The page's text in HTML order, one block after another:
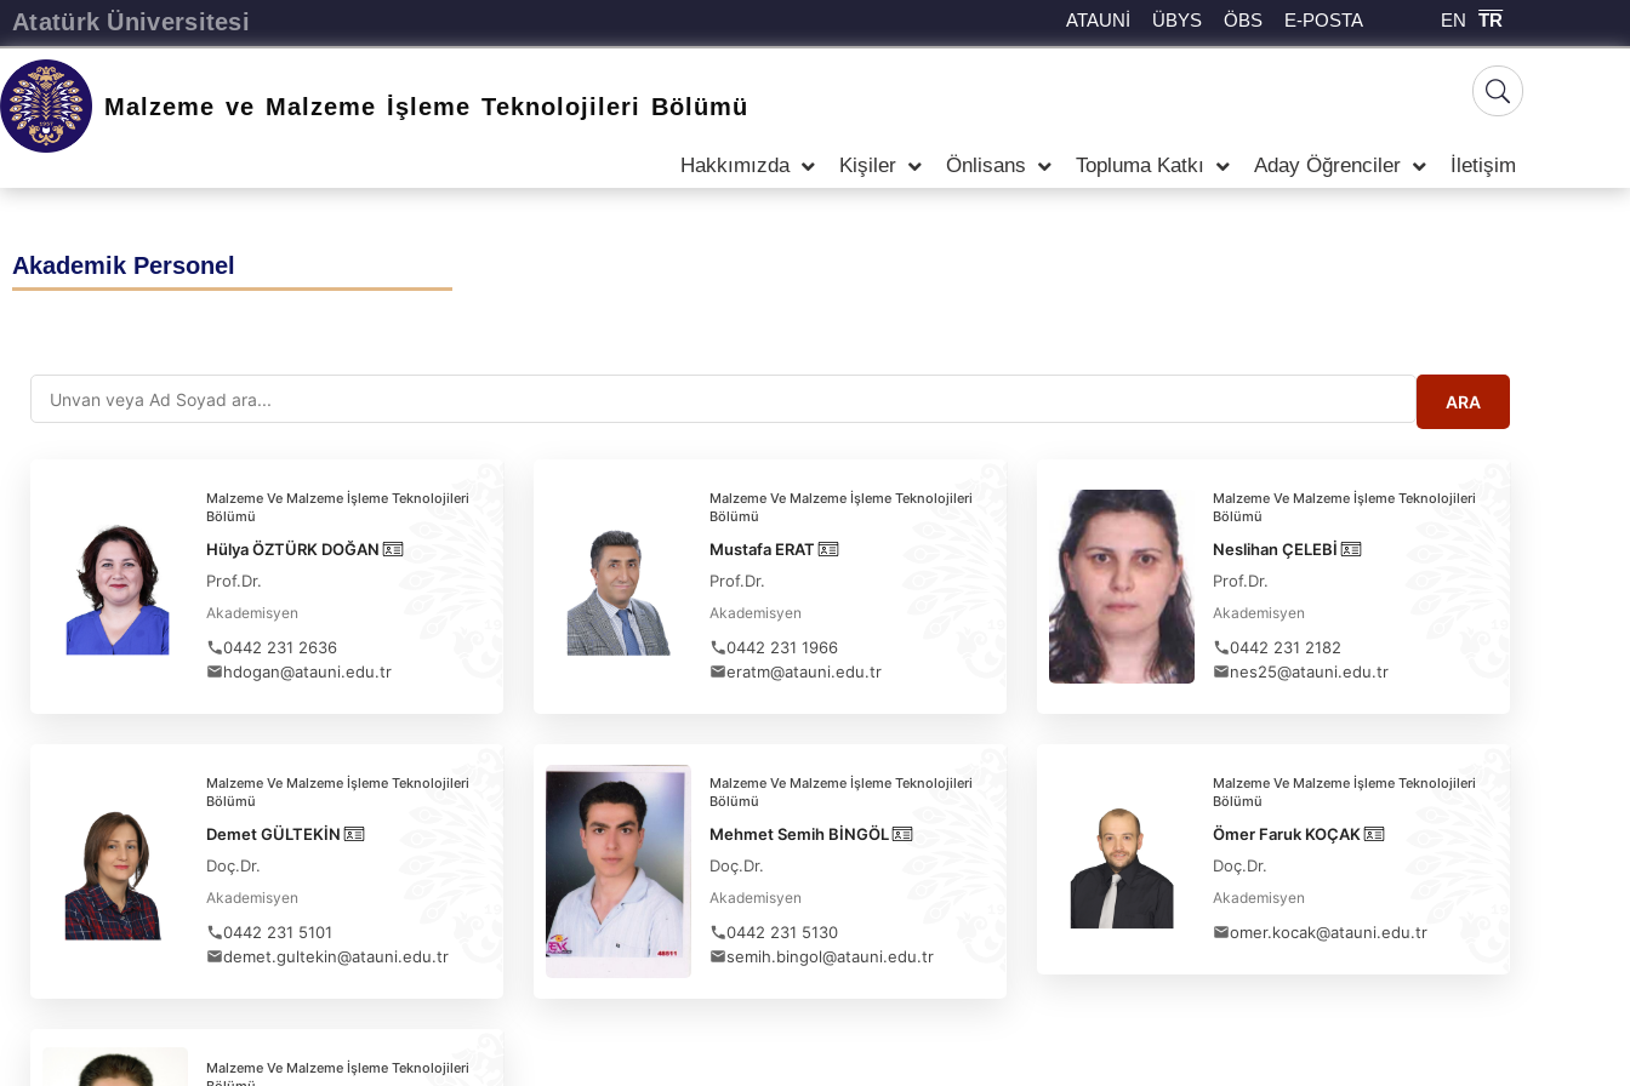
Atatürk Üniversitesi ATAUNİ ÜBYS ÖBS E-POSTA EN TR
Malzeme ve Malzeme İşleme Teknolojileri Bölümü
Hakkımızda Kişiler Önlisans Topluma Katkı Aday Öğrenciler İletişim
Akademik Personel
ARA
Malzeme Ve Malzeme İşleme Teknolojileri
Bölümü
Hülya ÖZTÜRK DOĞAN
Prof.Dr.
Akademisyen
0442 231 2636
hdogan@atauni.edu.tr
Malzeme Ve Malzeme İşleme Teknolojileri
Bölümü
Mustafa ERAT
Prof.Dr.
Akademisyen
0442 231 1966
eratm@atauni.edu.tr
Malzeme Ve Malzeme İşleme Teknolojileri
Bölümü
Neslihan ÇELEBİ
Prof.Dr.
Akademisyen
0442 231 2182
nes25@atauni.edu.tr
Malzeme Ve Malzeme İşleme Teknolojileri
Bölümü
Demet GÜLTEKİN
Doç.Dr.
Akademisyen
0442 231 5101
demet.gultekin@atauni.edu.tr
Malzeme Ve Malzeme İşleme Teknolojileri
Bölümü
Mehmet Semih BİNGÖL
Doç.Dr.
Akademisyen
0442 231 5130
semih.bingol@atauni.edu.tr
Malzeme Ve Malzeme İşleme Teknolojileri
Bölümü
Ömer Faruk KOÇAK
Doç.Dr.
Akademisyen
omer.kocak@atauni.edu.tr
Malzeme Ve Malzeme İşleme Teknolojileri